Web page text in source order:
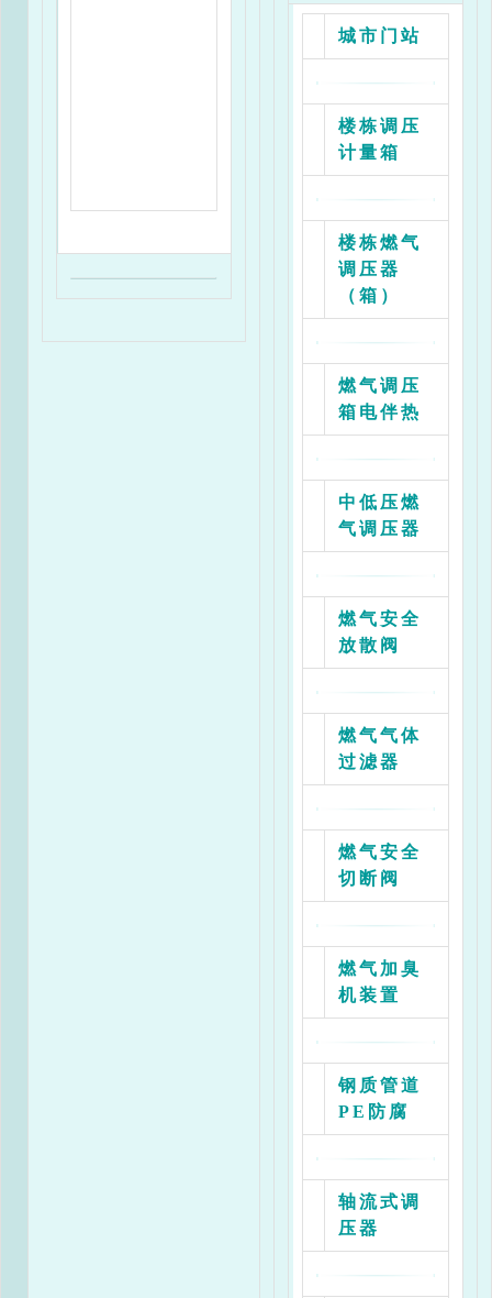
城市门站
楼栋调压
计量箱
楼栋燃气
调压器
（箱）
燃气调压
箱电伴热
中低压燃
气调压器
燃气安全
放散阀
燃气气体
过滤器
燃气安全
切断阀
燃气加臭
机装置
钢质管道
PE防腐
轴流式调
压器